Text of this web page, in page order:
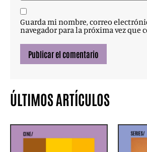
Guarda mi nombre, correo
navegador para la próxima vez que
ÚLTIMOS ARTÍCULOS